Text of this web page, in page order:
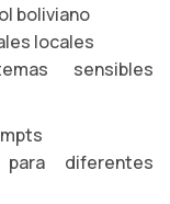
boliviano
locales
sensibles
diferentes